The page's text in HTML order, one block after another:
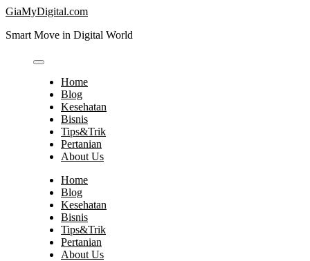
Skip
content
GiaMyDigital.com
Smart Move in Digital World
Home
Blog
Kesehatan
Bisnis
Tips&Trik
Pertanian
About Us
Home
Blog
Kesehatan
Bisnis
Tips&Trik
Pertanian
About Us